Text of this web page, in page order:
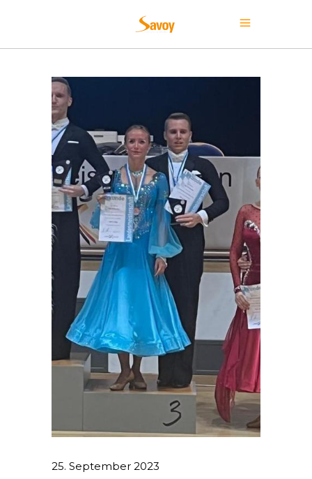
25. September 2023